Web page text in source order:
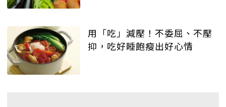
用「吃」減壓！不委屈、不壓
抑，吃好睡飽瘦出好心情